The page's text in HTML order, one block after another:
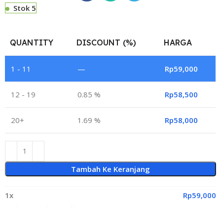
Stok 5
QUANTITY DISCOUNT (%) HARGA
1 - 11 — Rp59,000
12 - 19 0.85 % Rp58,500
20+ 1.69 % Rp58,000
Tambah Ke Keranjang
1x Rp59,000